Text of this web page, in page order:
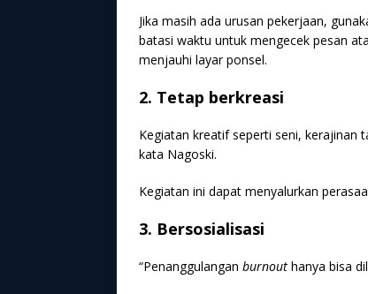
Jika masih ada urusan pekerjaan,
batasi waktu untuk mengecek pesan
menjauhi layar ponsel.
2. Tetap berkreasi
Kegiatan kreatif seperti seni, kerajinan
kata Nagoski.
Kegiatan ini dapat menyalurkan
3. Bersosialisasi
“Penanggulangan burnout hanya bisa